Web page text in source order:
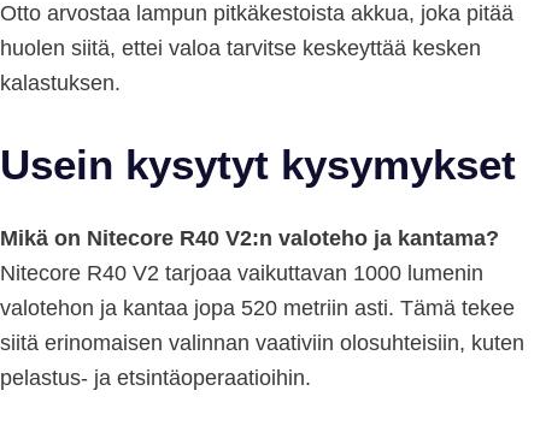
Otto arvostaa lampun pitkäkestoista akkua, joka pitää
huolen siitä, ettei valoa tarvitse keskeyttää kesken
kalastuksen.
Usein kysytyt kysymykset
Mikä on Nitecore R40 V2:n valoteho ja kantama?
Nitecore R40 V2 tarjoaa vaikuttavan 1000 lumenin
valotehon ja kantaa jopa 520 metriin asti. Tämä tekee
siitä erinomaisen valinnan vaativiin olosuhteisiin, kuten
pelastus- ja etsintäoperaatioihin.